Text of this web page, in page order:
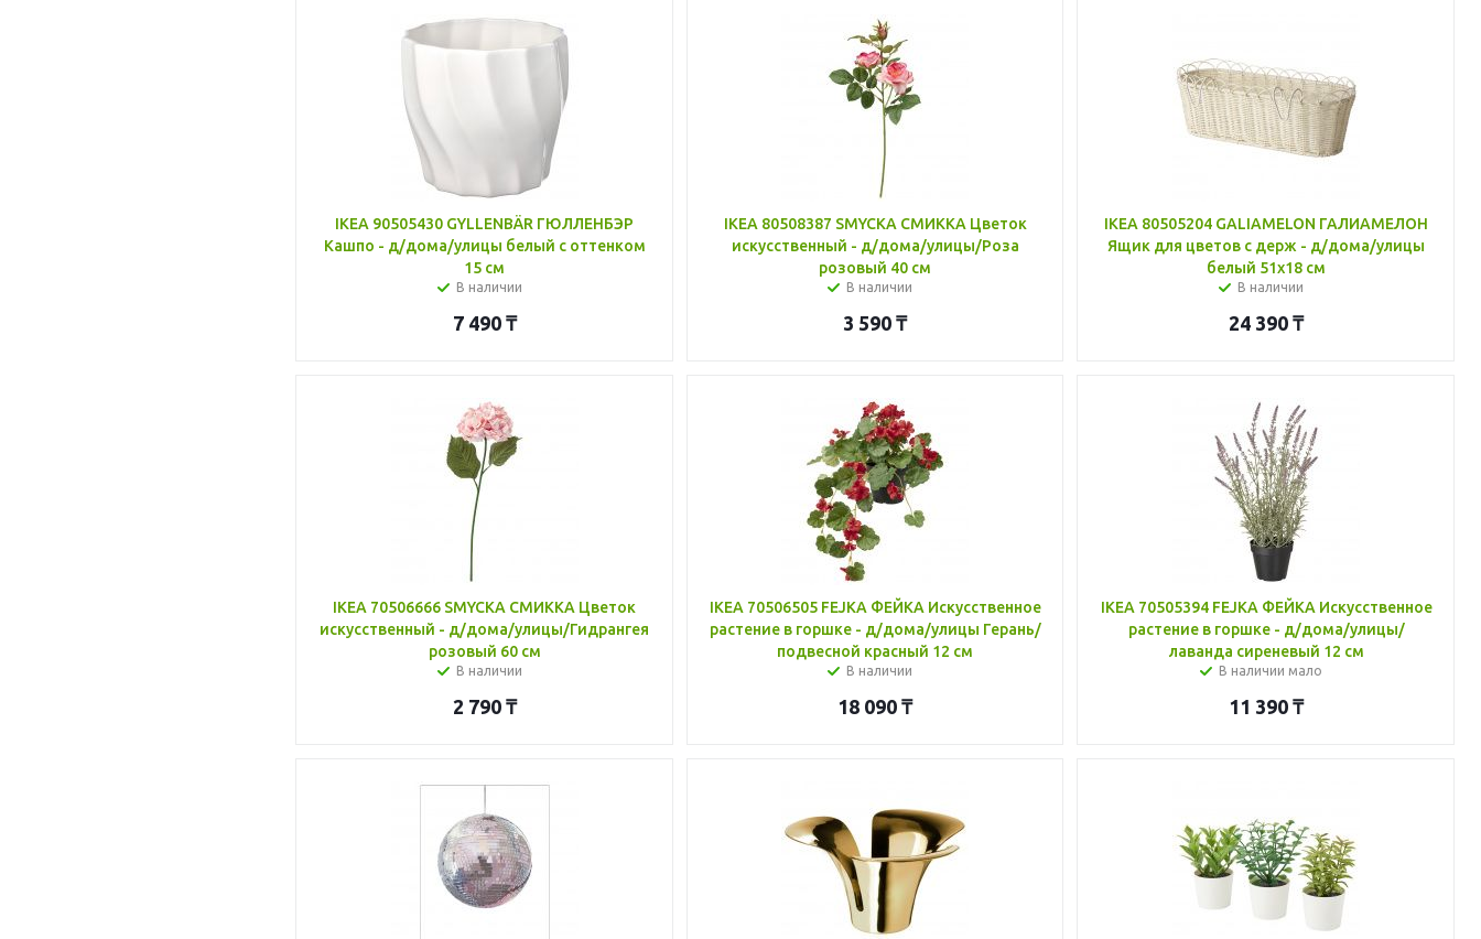
IKEA 90505430 GYLLENBÄR ГЮЛЛЕНБЭР
Кашпо - д/дома/улицы белый с оттенком
15 см
В наличии
7 490₸
IKEA 80508387 SMYCKA СМИККА Цветок
искусственный - д/дома/улицы/Роза
розовый 40 см
В наличии
3 590 ₸
IKEA 80505204 GALIAMELON ГАЛИАМЕЛОН
Ящик для цветов с держ - д/дома/улицы
белый 51x18 см
В наличии
24 390 ₸
IKEA 70506666 SMYCKA СМИККА Цветок
искусственный - д/дома/улицы/Гидрангея
розовый 60 см
В наличии
2 790₸
IKEA 70506505 FEJKA ФЕЙКА Искусственное
растение в горшке - д/дома/улицы Герань/
подвесной красный 12 см
В наличии
18 090 ₸
IKEA 70505394 FEJKA ФЕЙКА Искусственное
растение в горшке - д/дома/улицы/
лаванда сиреневый 12 см
В наличии мало
11 390 ₸